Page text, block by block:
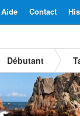
Contact
Aide
Débutant